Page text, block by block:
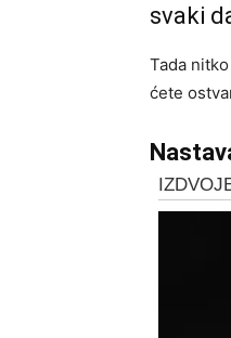
svaki
Tada
ćete